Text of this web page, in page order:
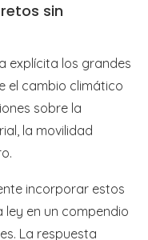
sin
explícita los grandes
el cambio climático
sobre la
la movilidad
incorporar estos
ley en un compendio
La respuesta